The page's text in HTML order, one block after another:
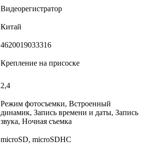
Видеорегистратор
Китай
4620019033316
Крепление на присоске
2,4
Режим фотосъемки, Встроенный
динамик, Запись времени и даты, Запись
звука, Ночная съемка
microSD, microSDHC